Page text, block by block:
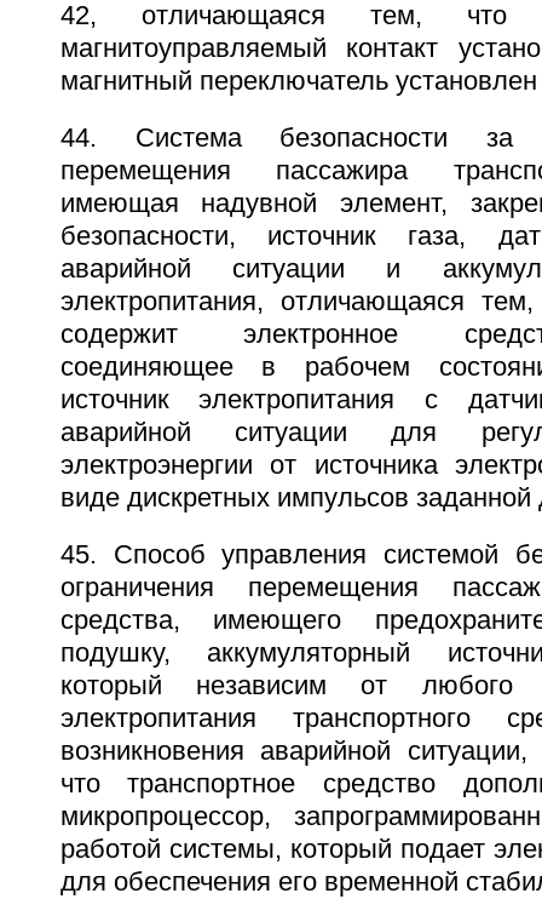
42, отличающаяся тем, что
магнитоуправляемый контакт
магнитный переключатель
44. Система безопасности за
перемещения пассажира
имеющая надувной элемент,
безопасности, источник газа,
аварийной ситуации и
электропитания, отличающаяся
содержит электронное
соединяющее в рабочем
источник электропитания с
аварийной ситуации для
электроэнергии от источника
виде дискретных импульсов заданной
45. Способ управления системой
ограничения перемещения
средства, имеющего
подушку, аккумуляторный
который независим от любого
электропитания транспортного
возникновения аварийной
что транспортное средство
микропроцессор,
работой системы, который подает
для обеспечения его временной